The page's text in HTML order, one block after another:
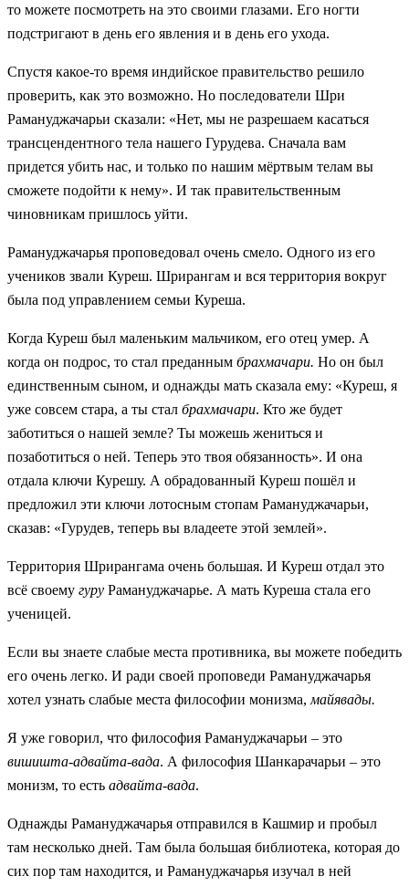
то можете посмотреть на это своими глазами. Его ногти
подстригают в день его явления и в день его ухода.
Спустя какое-то время индийское правительство решило
проверить, как это возможно. Но последователи Шри
Рамануджачарьи сказали: «Нет, мы не разрешаем касаться
трансцендентного тела нашего Гурудева. Сначала вам
придется убить нас, и только по нашим мёртвым телам вы
сможете подойти к нему». И так правительственным
чиновникам пришлось уйти.
Рамануджачарья проповедовал очень смело. Одного из его
учеников звали Куреш. Шрирангам и вся территория вокруг
была под управлением семьи Куреша.
Когда Куреш был маленьким мальчиком, его отец умер. А
когда он подрос, то стал преданным брахмачари. Но он был
единственным сыном, и однажды мать сказала ему: «Куреш, я
уже совсем стара, а ты стал брахмачари. Кто же будет
заботиться о нашей земле? Ты можешь жениться и
позаботиться о ней. Теперь это твоя обязанность». И она
отдала ключи Курешу. А обрадованный Куреш пошёл и
предложил эти ключи лотосным стопам Рамануджачарьи,
сказав: «Гурудев, теперь вы владеете этой землей».
Территория Шрирангама очень большая. И Куреш отдал это
всё своему гуру Рамануджачарье. А мать Куреша стала его
ученицей.
Если вы знаете слабые места противника, вы можете победить
его очень легко. И ради своей проповеди Рамануджачарья
хотел узнать слабые места философии монизма, майявады.
Я уже говорил, что философия Рамануджачарьи – это
вишишта-адвайта-вада. А философия Шанкарачарьи – это
монизм, то есть адвайта-вада.
Однажды Рамануджачарья отправился в Кашмир и пробыл
там несколько дней. Там была большая библиотека, которая до
сих пор там находится, и Рамануджачарья изучал в ней